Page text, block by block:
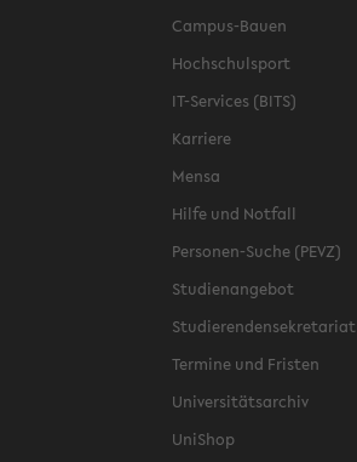
Campus-Bauen
Hochschulsport
IT-Services (BITS)
Karriere
Mensa
Hilfe und Notfall
Personen-Suche (PEVZ)
Studienangebot
Studierendensekretariat
Termine und Fristen
Universitätsarchiv
UniShop